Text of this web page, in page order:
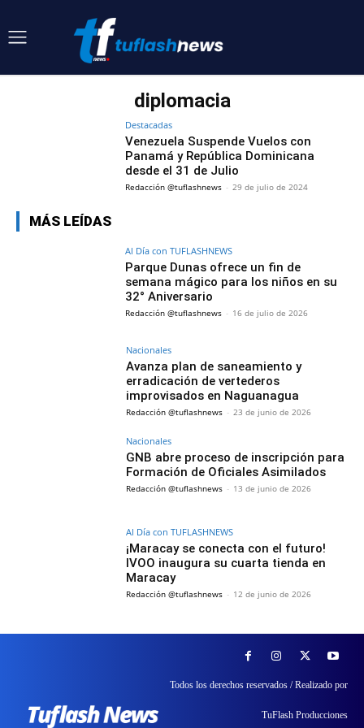
diplomacia
Destacadas
Venezuela Suspende Vuelos con
Panamá y República Dominicana
desde el 31 de Julio
Redacción @tuflashnews - 29 de julio de 2024
MÁS LEÍDAS
Al Día con TUFLASHNEWS
Parque Dunas ofrece un fin de
semana mágico para los niños en su
32° Aniversario
Redacción @tuflashnews - 16 de julio de 2026
Nacionales
Avanza plan de saneamiento y
erradicación de vertederos
improvisados en Naguanagua
Redacción @tuflashnews - 23 de junio de 2026
Nacionales
GNB abre proceso de inscripción para
Formación de Oficiales Asimilados
Redacción @tuflashnews - 13 de junio de 2026
Al Día con TUFLASHNEWS
¡Maracay se conecta con el futuro!
IVOO inaugura su cuarta tienda en
Maracay
Redacción @tuflashnews - 12 de junio de 2026
Todos los derechos reservados / Realizado por
TuFlash Producciones